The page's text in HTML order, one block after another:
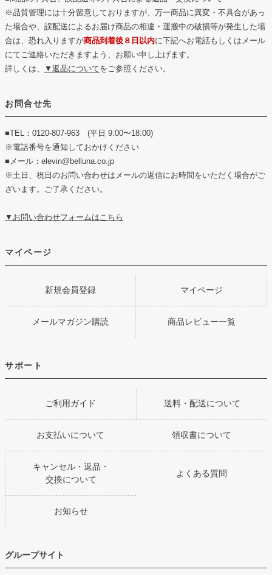
※品質管理には十分留意しておりますが、万一商品に異変・不具合があっ
た場合や、誤配送によるお届け商品の相違・運搬中の破損等が発生した場
合は、恐れ入りますが商品到着後８日以内に下記へお電話もしくはメール
にてご連絡いただきますよう、お願い申し上げます。
詳しくは、
▼返品についてをご参照ください。
お問合せ先
■TEL：0120-807-963 (平日 9:00〜18:00)
※電話番号を通知しておかけください
■メール：elevin@belluna.co.jp
※土日、祝日のお問い合わせはメールの返信にお時間をいただく場合がご
ざいます。ご了承ください。
▼お問い合わせフォームはこちら
マイページ
新規会員登録 マイページ
メールマガジン購読 商品レビュー一覧
サポート
ご利用ガイド 送料・配送について
お支払いについて 領収書について
キャンセル・返品・
交換について
よくある質問
お知らせ
グループサイト